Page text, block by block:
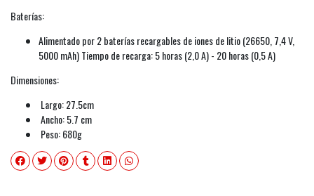
Baterías:
Alimentado por 2 baterías recargables de iones de litio (26650, 7,4 V,
5000 mAh) Tiempo de recarga: 5 horas (2,0 A) - 20 horas (0,5 A)
Dimensiones:
Largo: 27.5cm
Ancho: 5.7 cm
Peso: 680g